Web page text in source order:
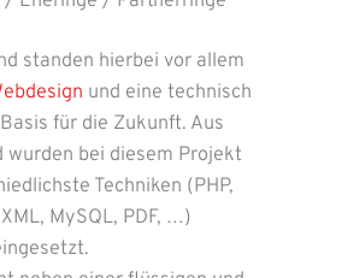
standen hierbei vor allem
und eine technisch
für die Zukunft. Aus
wurden bei diesem Projekt
Techniken (PHP,
MySQL, PDF, …)